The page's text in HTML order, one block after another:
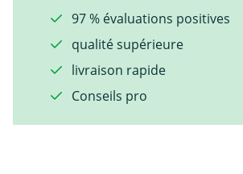
97 % évaluations positives
qualité supérieure
livraison rapide
Conseils pro